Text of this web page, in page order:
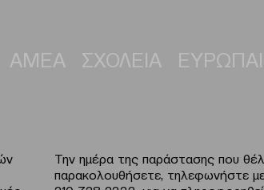
ΑΜΕΑ ΣΧΟΛΕΙΑ
Την ημέρα της παράστασης που
παρακολουθήσετε, τηλεφωνήστε